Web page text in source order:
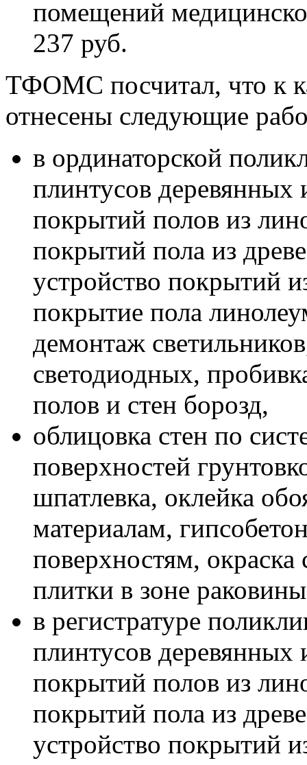
помещений
237 руб.
ТФОМС посчитал, что к
отнесены следующие
в ординаторской
плинтусов деревянных
покрытий полов из
покрытий пола из
устройство покрытий
покрытие пола
демонтаж
светодиодных,
полов и стен борозд,
облицовка стен по
поверхностей
шпатлевка, оклейка
материалам,
поверхностям, окраска
плитки в зоне
в регистратуре
плинтусов деревянных
покрытий полов из
покрытий пола из
устройство покрытий